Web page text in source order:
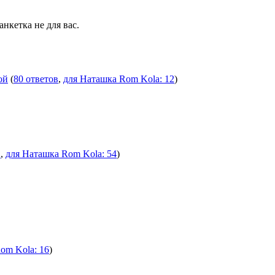
не для вас.
(80 ответов, для Наташка Rom Kola: 12)
, для Наташка Rom Kola: 54)
Kola: 16)